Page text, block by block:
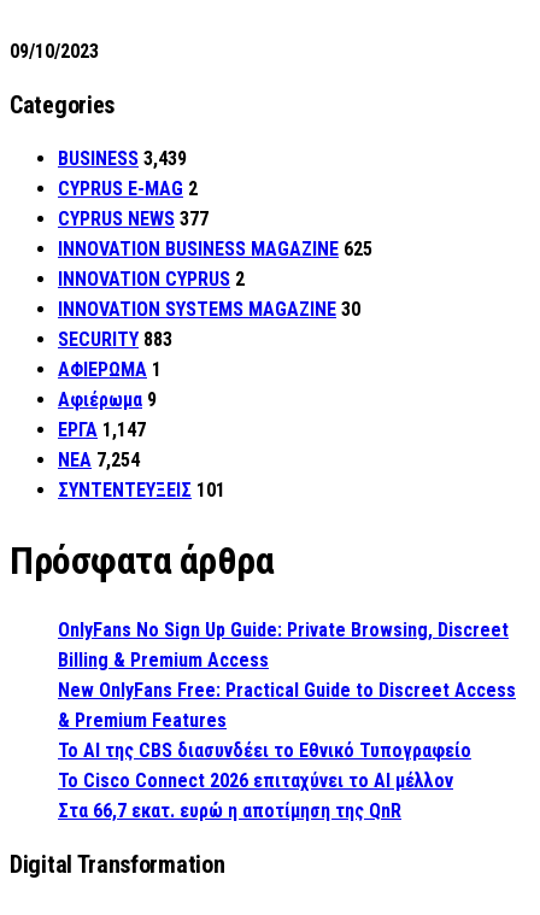
09/10/2023
Categories
BUSINESS 3,439
CYPRUS E-MAG 2
CYPRUS NEWS 377
INNOVATION BUSINESS MAGAZINE 625
INNOVATION CYPRUS 2
INNOVATION SYSTEMS MAGAZINE 30
SECURITY 883
ΑΦΙΕΡΩΜΑ 1
Αφιέρωμα 9
ΕΡΓΑ 1,147
ΝΕΑ 7,254
ΣΥΝΤΕΝΤΕΥΞΕΙΣ 101
Πρόσφατα άρθρα
OnlyFans No Sign Up Guide: Private Browsing, Discreet
Billing & Premium Access
New OnlyFans Free: Practical Guide to Discreet Access
& Premium Features
Το AI της CBS διασυνδέει το Εθνικό Τυπογραφείο
Το Cisco Connect 2026 επιταχύνει το AI μέλλον
Στα 66,7 εκατ. ευρώ η αποτίμηση της QnR
Digital Transformation